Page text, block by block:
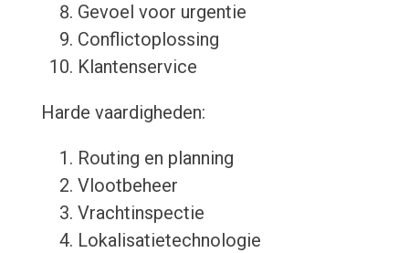
Gevoel voor urgentie
Conflictoplossing
Klantenservice
Harde vaardigheden:
Routing en planning
Vlootbeheer
Vrachtinspectie
Lokalisatietechnologie